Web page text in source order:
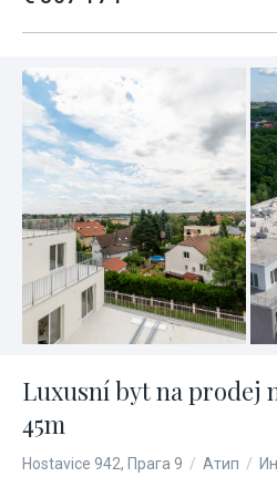
Luxusní byt na prodej
45m
Hostavice 942, Прага 9 / Атип /